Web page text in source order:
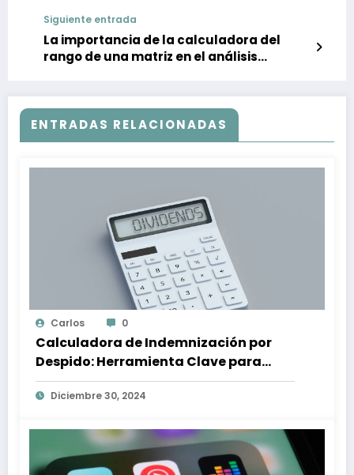
Siguiente entrada
La importancia de la calculadora del
rango de una matriz en el análisis
ENTRADAS RELACIONADAS
Carlos 0
Calculadora de Indemnización por
Despido: Herramienta Clave para
Proteger tus Derechos Laborales
Diciembre 30, 2024